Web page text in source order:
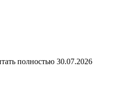
полностью 30.07.2026